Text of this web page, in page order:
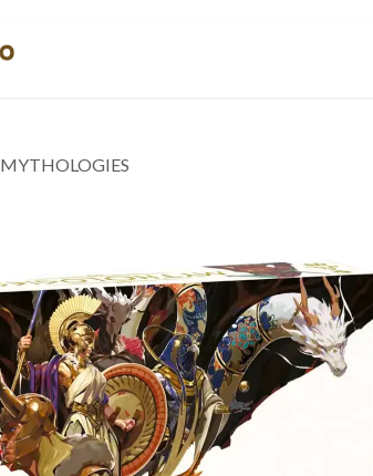
MYTHOLOGIES